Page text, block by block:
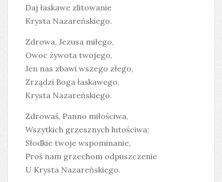
Daj łaskawe zlitowanie
Krysta Nazareńskiego.
Zdrowa, Jezusa miłego,
Owoc żywota twojego,
Jen nas zbawi wszego złego,
Zrządzi Boga łaskawego,
Krysta Nazareńskiego.
Zdrowaś, Panno miłościwa,
Wszytkich grzesznych lutościwa;
Słodkie twoje wspominanie,
Proś nam grzechom odpuszczenie
U Krysta Nazareńskiego.